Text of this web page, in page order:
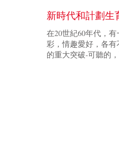
新時代和計劃生
在20世紀60年代，
彩，情趣愛好，各
的重大突破-可聽的